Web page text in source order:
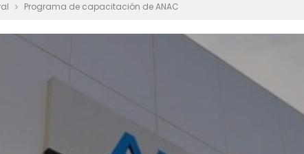
Programa de capacitación de ANAC